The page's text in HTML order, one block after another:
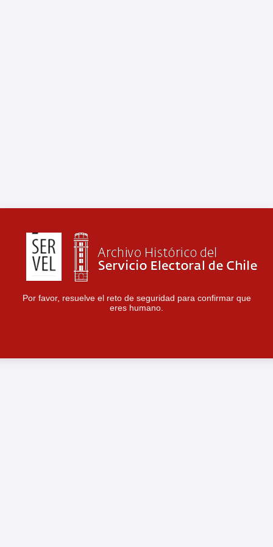
Por favor, resuelve el reto de seguridad para confirmar que
eres humano.